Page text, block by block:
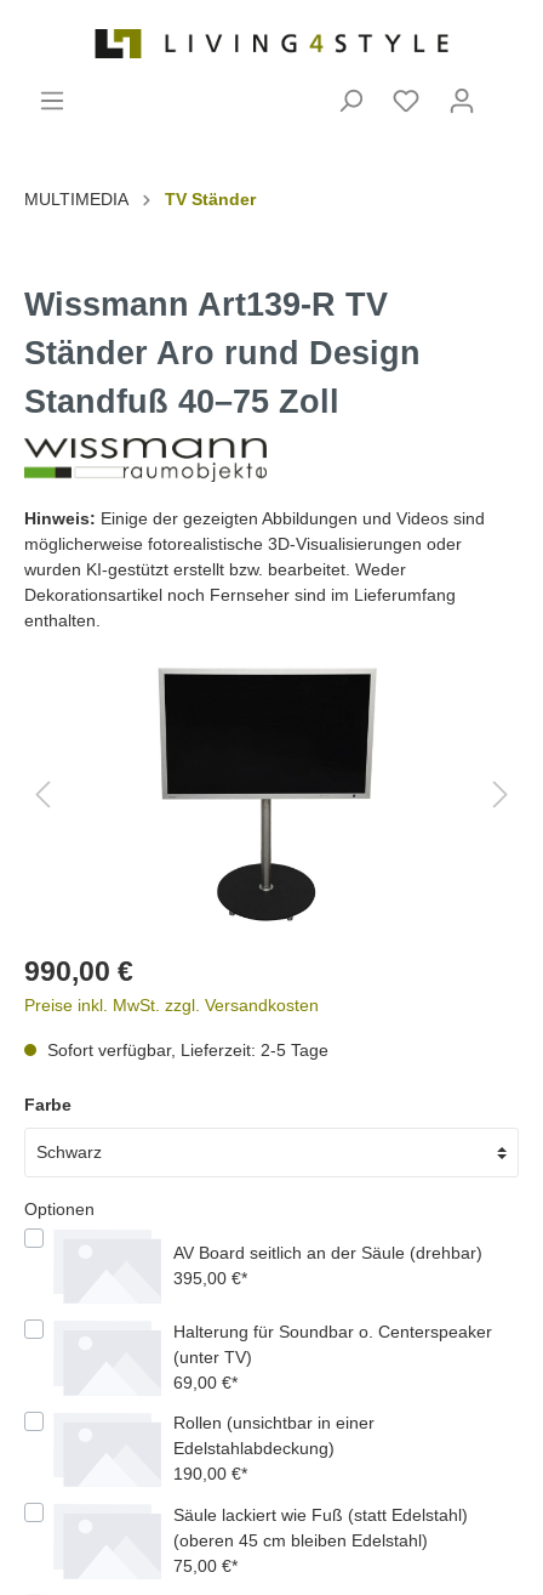
MULTIMEDIA TV Ständer
Wissmann Art139-R TV
Ständer Aro rund Design
Standfuß 40–75 Zoll
Hinweis: Einige der gezeigten Abbildungen und Videos sind
möglicherweise fotorealistische 3D-Visualisierungen oder
wurden KI-gestützt erstellt bzw. bearbeitet. Weder
Dekorationsartikel noch Fernseher sind im Lieferumfang
enthalten.
990,00 €
Preise inkl. MwSt. zzgl. Versandkosten
Sofort verfügbar, Lieferzeit: 2-5 Tage
Farbe
Optionen
AV Board seitlich an der Säule (drehbar)
395,00 €*
Halterung für Soundbar o. Centerspeaker
(unter TV)
69,00 €*
Rollen (unsichtbar in einer
Edelstahlabdeckung)
190,00 €*
Säule lackiert wie Fuß (statt Edelstahl)
(oberen 45 cm bleiben Edelstahl)
75,00 €*